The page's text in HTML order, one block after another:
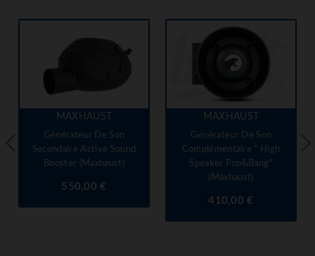
MAXHAUST
Générateur De Son
Secondaire Active Sound
Booster (Maxhaust)
Prix
550,00 €
MAXHAUST
Générateur De Son
Complémentaire " High
Speaker Pop&Bang"
(Maxhaust)
Prix
410,00 €